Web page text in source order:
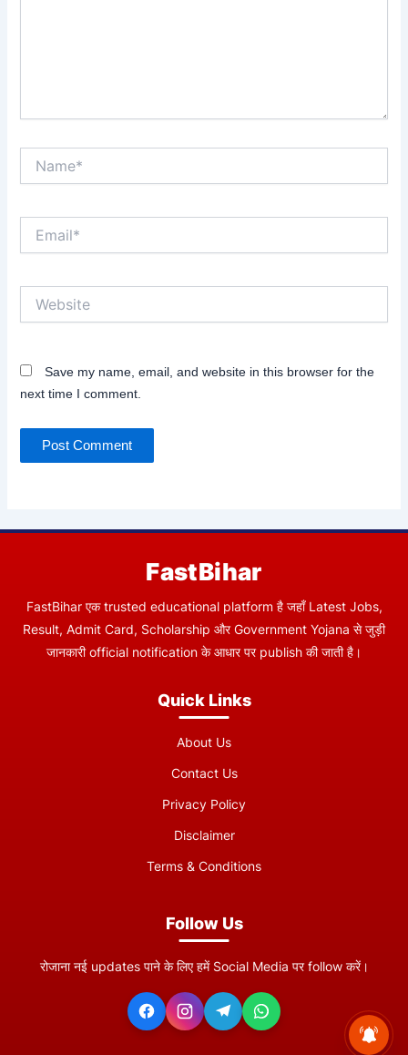
Save my name, email, and website in this browser for the
next time I comment.
FastBihar
FastBihar एक trusted educational platform है जहाँ Latest Jobs,
Result, Admit Card, Scholarship और Government Yojana से जुड़ी
जानकारी official notification के आधार पर publish की जाती है।
Quick Links
About Us
Contact Us
Privacy Policy
Disclaimer
Terms & Conditions
Follow Us
रोजाना नई updates पाने के लिए हमें Social Media पर follow करें।